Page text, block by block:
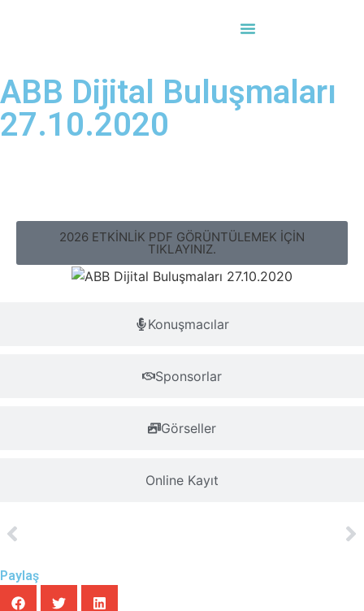
ABB Dijital Buluşmaları
27.10.2020
Konuşmacılar
Sponsorlar
Görseller
Online Kayıt
2026 ETKİNLİK PDF GÖRÜNTÜLEMEK İÇİN
TIKLAYINIZ.
Paylaş